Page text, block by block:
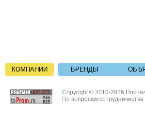
КОМПАНИИ БРЕНДЫ
Copyright © 2010-2026
По вопросам